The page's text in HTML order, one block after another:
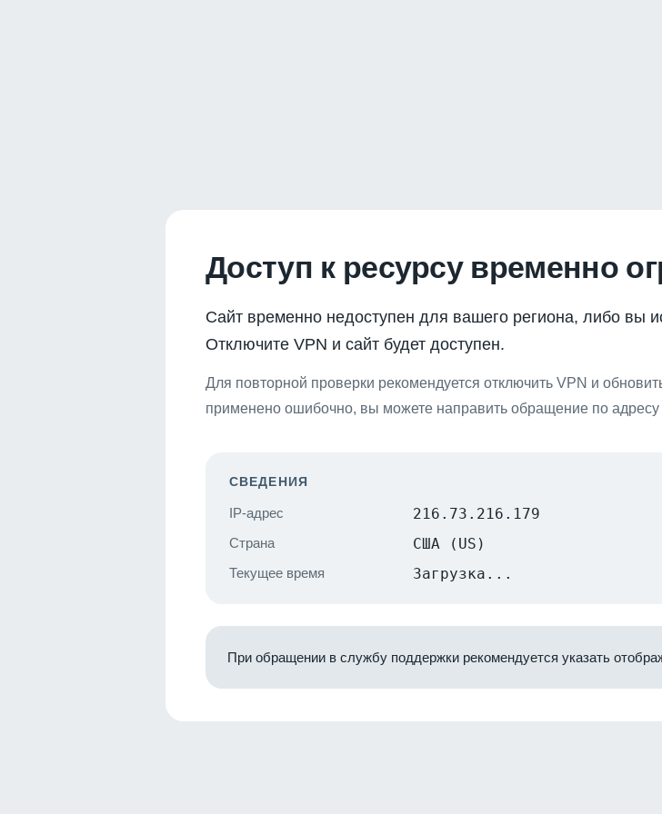
Доступ к ресурсу временно
Сайт временно недоступен для вашего региона, либо вы
Отключите VPN и сайт будет доступен.
Для повторной проверки рекомендуется отключить VPN и
применено ошибочно, вы можете направить обращение по адресу
СВЕДЕНИЯ
IP-адрес 216.73.216.179
Страна США (US)
Текущее время Загрузка...
При обращении в службу поддержки рекомендуется указать